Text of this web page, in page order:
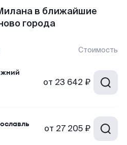
в ближайшие
города
Стоимость
от 23 642 ₽
от 27 205 ₽